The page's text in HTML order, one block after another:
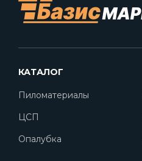
КАТАЛОГ
Пиломатериалы
ЦСП
Опалубка